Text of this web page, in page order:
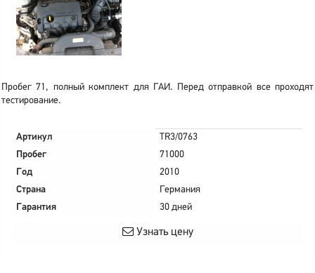
Пробег 71, полный комплект для ГАИ. Перед отправкой все проходят
тестирование.
Артикул
TR3/0763
Пробег
71000
Год
2010
Страна
Германия
Гарантия
30 дней
Узнать цену